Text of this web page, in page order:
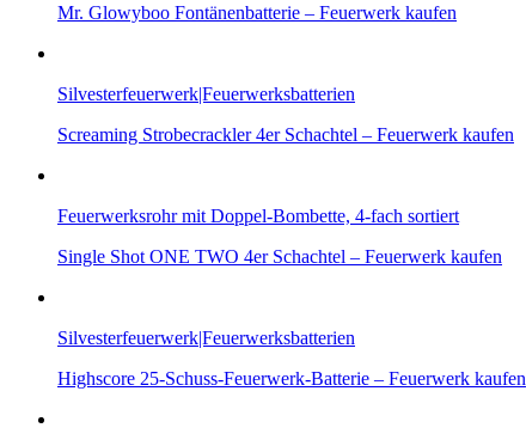
Mr. Glowyboo Fontänenbatterie – Feuerwerk kaufen
Silvesterfeuerwerk|Feuerwerksbatterien
Screaming Strobecrackler 4er Schachtel – Feuerwerk kaufen
Feuerwerksrohr mit Doppel-Bombette, 4-fach sortiert
Single Shot ONE TWO 4er Schachtel – Feuerwerk kaufen
Silvesterfeuerwerk|Feuerwerksbatterien
Highscore 25-Schuss-Feuerwerk-Batterie – Feuerwerk kaufen